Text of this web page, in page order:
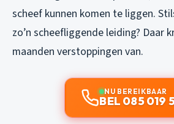
scheef kunnen komen te liggen.
zo’n scheefliggende leiding? Daar
maanden verstoppingen van.
NU BEREIKBAAR
BEL 085 019